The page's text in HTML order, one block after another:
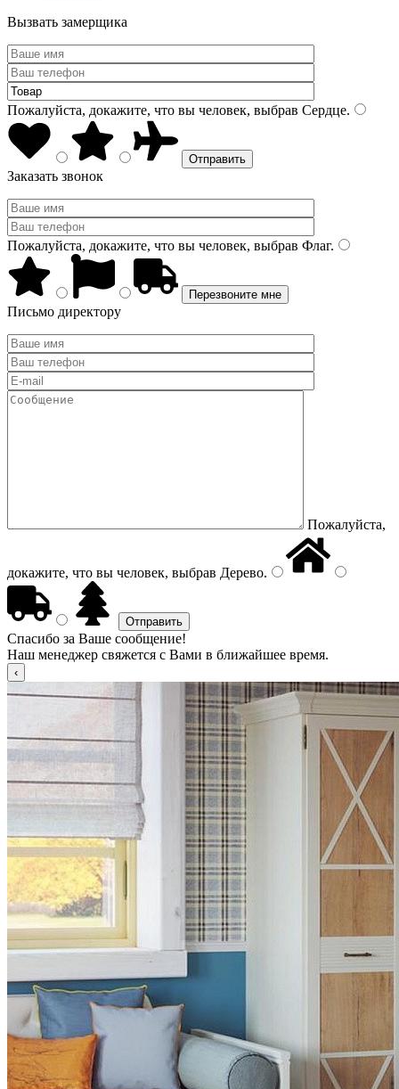
Вызвать замерщика
Пожалуйста, докажите, что вы человек, выбрав Сердце.
Заказать звонок
Пожалуйста, докажите, что вы человек, выбрав Флаг.
Письмо директору
Пожалуйста,
докажите, что вы человек, выбрав Дерево.
Спасибо за Ваше сообщение!
Наш менеджер свяжется с Вами в ближайшее время.